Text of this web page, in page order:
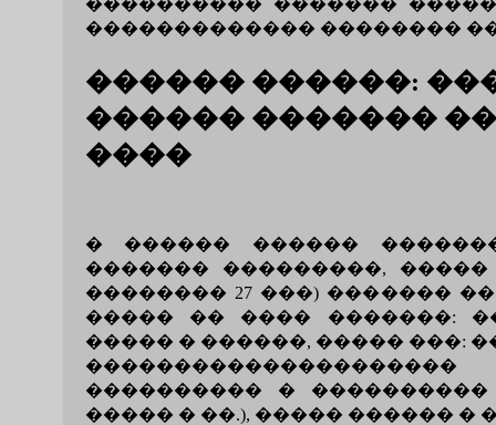
������������� ��������
������ ������:
������ �������
����
� ������ ������
������� ���������,
�������� 27 ���) �������
����� �� ���� �������:
����� � ������, ����� ���:
���������� �
����� � ��.), ����� ������ �